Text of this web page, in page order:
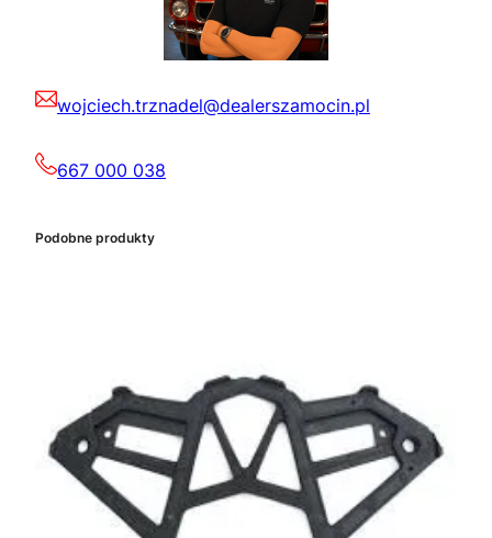
wojciech.trznadel@dealerszamocin.pl
667 000 038
Podobne produkty